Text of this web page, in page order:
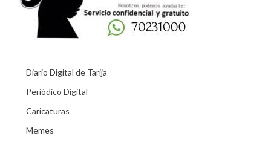
Diario Digital de Tarija
Periódico Digital
Caricaturas
Memes